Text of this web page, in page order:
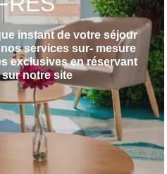
instant de votre séjour
services sur- mesure
exclusives en réservant
notre site